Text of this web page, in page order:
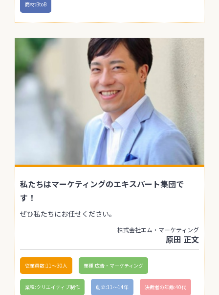
商材:BtoB
私たちはマーケティングのエキスパート集団で
す！
ぜひ私たちにお任せください。
株式会社エム・マーケティング
原田 正文
従業員数:11〜30人 業種:広告・マーケティング
業種:クリエイティブ制作 創立:11〜14年 決裁者の年齢:40代